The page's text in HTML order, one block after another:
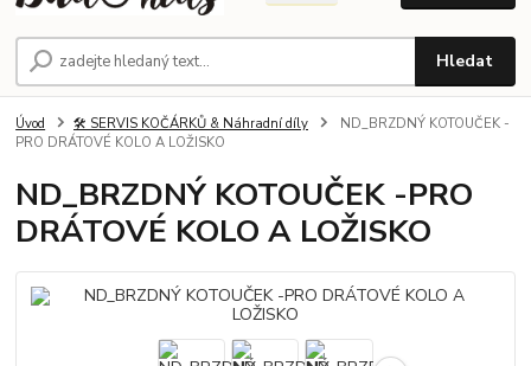
Hledat
Úvod 🛠️ SERVIS KOČÁRKŮ & Náhradní díly
ND_BRZDNÝ KOTOUČEK -
PRO DRÁTOVÉ KOLO A LOŽISKO
ND_BRZDNÝ KOTOUČEK -PRO
DRÁTOVÉ KOLO A LOŽISKO